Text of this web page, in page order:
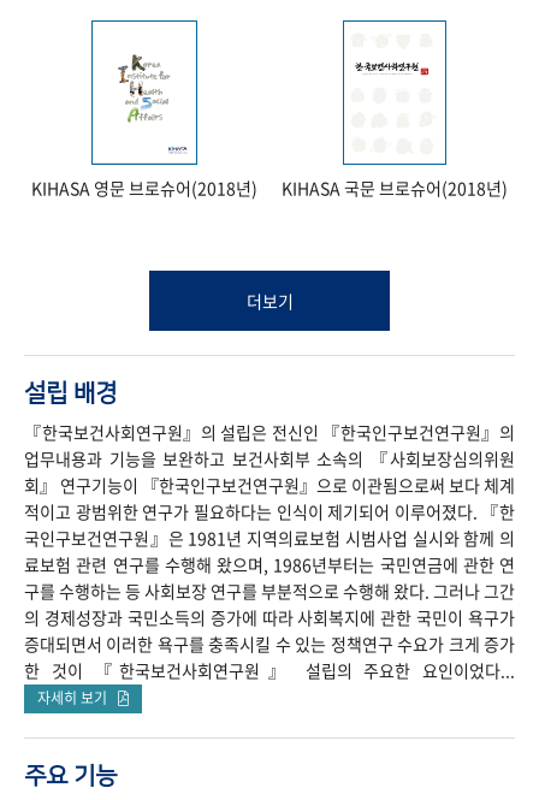
KIHASA 영문 브로슈어(2018년) KIHASA 국문 브로슈어(2018년)
더보기
설립 배경
『한국보건사회연구원』의 설립은 전신인 『한국인구보건연구원』의
업무내용과 기능을 보완하고 보건사회부 소속의 『사회보장심의위원
회』 연구기능이 『한국인구보건연구원』으로 이관됨으로써 보다 체계
적이고 광범위한 연구가 필요하다는 인식이 제기되어 이루어졌다. 『한
국인구보건연구원』은 1981년 지역의료보험 시범사업 실시와 함께 의
료보험 관련 연구를 수행해 왔으며, 1986년부터는 국민연금에 관한 연
구를 수행하는 등 사회보장 연구를 부분적으로 수행해 왔다. 그러나 그간
의 경제성장과 국민소득의 증가에 따라 사회복지에 관한 국민이 욕구가
증대되면서 이러한 욕구를 충족시킬 수 있는 정책연구 수요가 크게 증가
한 것이 『한국보건사회연구원』 설립의 주요한 요인이었다...
자세히 보기
주요 기능